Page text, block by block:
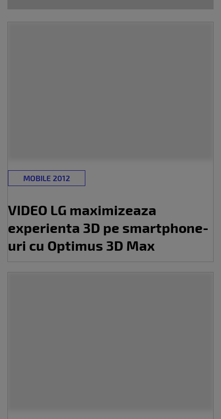
MOBILE 2012
VIDEO LG maximizeaza
experienta 3D pe smartphone-
uri cu Optimus 3D Max